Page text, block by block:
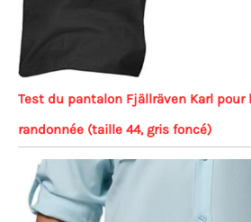
Test du pantalon Fjällräven Karl pour
randonnée (taille 44, gris foncé)